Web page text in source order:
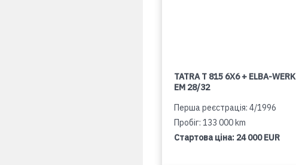
TATRA T 815 6X6 + ELBA-WERK
EM 28/32
Перша реєстрація: 4/1996
Пробіг: 133 000 km
Стартова ціна: 24 000 EUR